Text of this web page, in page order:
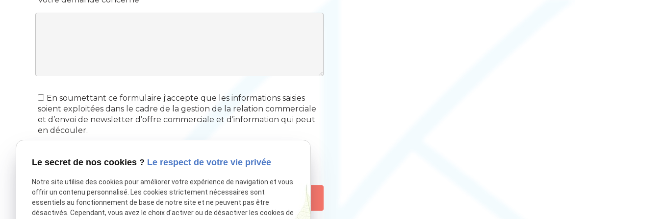
En soumettant ce formulaire j'accepte que les informations saisies
soient exploitées dans le cadre de la gestion de la relation commerciale
et d’envoi de newsletter d’offre commerciale et d’information qui peut
en découler.
Le secret de nos cookies ? Le respect de votre vie privée
Notre site utilise des cookies pour améliorer votre expérience de navigation et vous
offrir un contenu personnalisé. Les cookies strictement nécessaires sont
essentiels au fonctionnement de base de notre site et ne peuvent pas être
désactivés. Cependant, vous avez le choix d'activer ou de désactiver les cookies de